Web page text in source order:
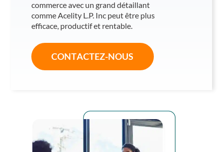
commerce avec un grand détaillant
comme Acelity L.P. Inc peut être plus
efficace, productif et rentable.
CONTACTEZ-NOUS